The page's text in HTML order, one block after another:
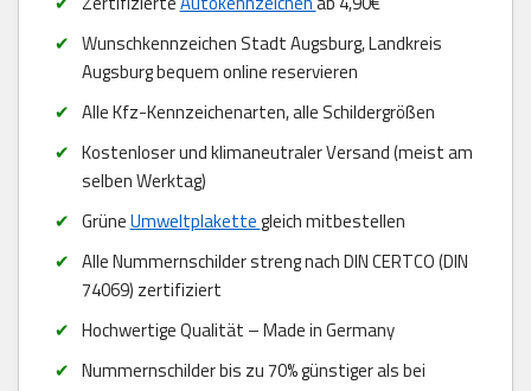
Wunschkennzeichen Stadt Augsburg, Landkreis
Augsburg bequem online reservieren
Alle Kfz-Kennzeichenarten, alle Schildergrößen
Kostenloser und klimaneutraler Versand (meist am
selben Werktag)
GrüneUmweltplakettegleich mitbestellen
Alle Nummernschilder streng nach DIN CERTCO (DIN
74069) zertifiziert
Hochwertige Qualität – Made in Germany
Nummernschilder bis zu 70% günstiger als bei